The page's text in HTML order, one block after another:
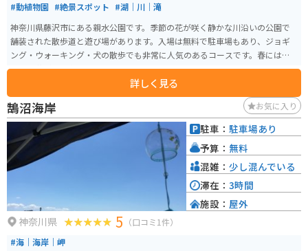
#動植物園 #絶景スポット #湖｜川｜滝
神奈川県藤沢市にある親水公園です。季節の花が咲く静かな川沿いの公園で
舗装された散歩道と遊び場があります。入場は無料で駐車場もあり、ジョギ
ング・ウォーキング・犬の散歩でも非常に人気のあるコースです。春には桜
と菜の花が咲き乱れる素晴らしい公園です。
詳しく見る
鵠沼海岸 お気に入り
神奈川県 5 （口コミ1件）
#海｜海岸｜岬
駐車： 駐車場あり
予算： 無料
混雑： 少し混んでいる
滞在： 3時間
施設： 屋外